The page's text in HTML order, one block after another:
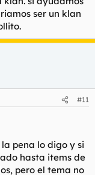
ser un klan
#11
pena lo digo y si
hasta items de
pero el tema no